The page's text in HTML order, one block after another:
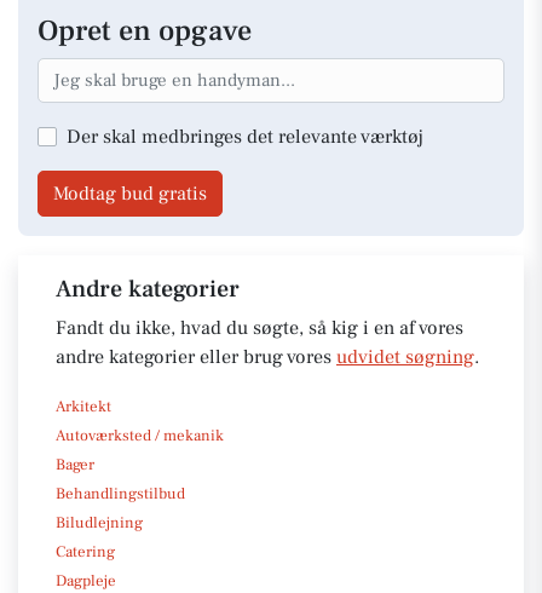
Opret en opgave
Der skal medbringes det relevante værktøj
Modtag bud gratis
Andre kategorier
Fandt du ikke, hvad du søgte, så kig i en af vores
andre kategorier eller brug vores udvidet søgning.
Arkitekt
Autoværksted / mekanik
Bager
Behandlingstilbud
Biludlejning
Catering
Dagpleje